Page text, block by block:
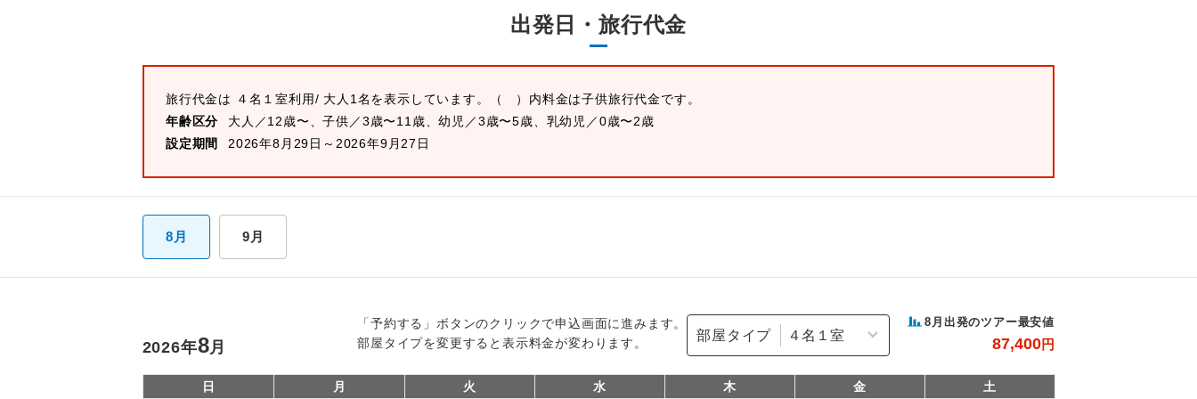
出発日・旅行代金
旅行代金は ４名１室利用/ 大人1名を表示しています。
（ ）内料金は子供旅行代金です。
年齢区分
大人／12歳〜、子供／3歳〜11歳、幼児／3歳〜5歳、乳幼児／0歳〜2歳
設定期間
2026年8月29日～2026年9月27日
8月 9月
「予約する」ボタンのクリックで申込画面に進みます。
部屋タイプを変更すると表示料金が変わります。
部屋タイプ
8 月出発のツアー最安値
87,400円
2026年8月
日 月 火 水 木 金 土